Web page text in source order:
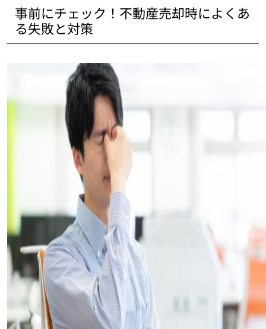
事前にチェック！不動産売却時によくあ
る失敗と対策